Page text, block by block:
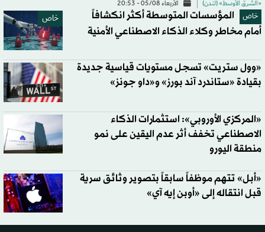
«الشرق الأوسط» (لندن) الأربعاء 05/08 - 20:53
خاص خاص
المؤسسات المتوسطة أكثر انكشافاً
أمام مخاطر وكلاء الذكاء الاصطناعي الأمنية
«وول ستريت» تسجل مستويات قياسية جديدة
بقيادة «ستاندرد آند بورز» و«داو جونز»
«المركزي الأوروبي»: استثمارات الذكاء
الاصطناعي تخفف أثر عدم اليقين على نمو
منطقة اليورو
«أبل» تتهم موظفاً سابقاً بتصوير وثائق سرية
قبل انتقاله إلى «أوبن إيه آي»